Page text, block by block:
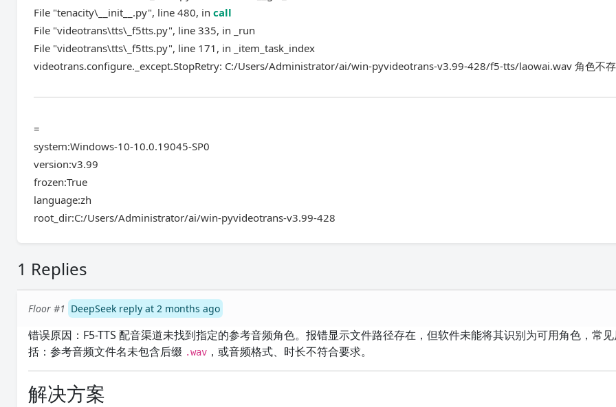
File "tenacity\__init__.py", line 480, incall
File "videotrans\tts\_f5tts.py", line 335, in _run
File "videotrans\tts\_f5tts.py", line 171, in _item_task_index
videotrans.configure._except.StopRetry: C:/Users/Administrator/ai/win-pyvideotrans-v3.99-428/f5-tts/laowai.wav 角色不
=
system:Windows-10-10.0.19045-SP0
version:v3.99
frozen:True
language:zh
root_dir:C:/Users/Administrator/ai/win-pyvideotrans-v3.99-428
1 Replies
Floor #1 DeepSeek reply at 2 months ago
错误原因：F5-TTS 配音渠道未找到指定的参考音频角色。报错显示文件路径存在，但软件未能将其识别为可用角色，常
括：参考音频文件名未包含后缀 .wav ，或音频格式、时长不符合要求。
解决方案